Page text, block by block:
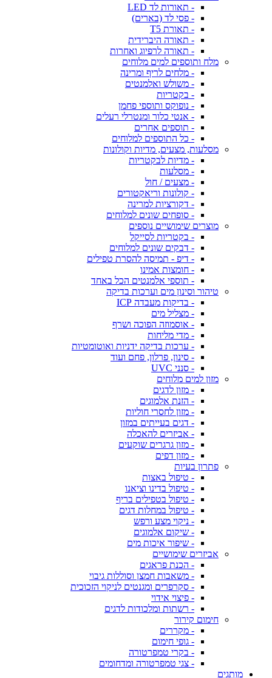
- תאורות לד LED
- פסי לד (בארים)
- תאורת T5
- תאורה היברידית
- תאורה לרפיוג ואחרות
מלח ותוספים למים מלוחים
- מלחים לריף ומרינה
- משולש ואלמנטים
- בקטריות
- נופוקס ותוספי פחמן
- אנטי כלור ומנטרלי רעלים
- תוספים אחרים
- כל התוספים למלוחים
מסלעות, מצעים, מדיות וקולונות
- מדיות לבקטריות
- מסלעות
- מצעים / חול
- קולונות וריאקטורים
- דקורציות למרינה
- סופחים שונים למלוחים
מוצרים שימושיים נוספים
- בקטריות לסייקל
- דבקים שונים למלוחים
- דיפ - תמיסה להסרת טפילים
- חומצות אמינו
- תוספי אלמנטים הכל באחד
טיהור וסינון מים וערכות בדיקה
- בדיקות מעבדה ICP
- מצליל מים
- אוסמוזה הפוכה ושרף
- מדי מליחות
- ערכות בדיקה ידניות ואוטומטיות
- סינון, פרלון, פחם ועוד
- סנני UVC
מזון למים מלוחים
- מזון לדגים
- הזנת אלמוגים
- מזון לחסרי חוליות
- דגים בעייתים במזון
- אביזרים להאכלה
- מזון גרגרים שוקעים
- מזון דפים
פתרון בעיות
- טיפול באצות
- טיפול בדינו וציאנו
- טיפול בטפילים בריף
- טיפול במחלות דגים
- ניקוי מצע ורפש
- שיקום אלמוגים
- שיפור איכות מים
אביזרים שימושיים
- הכנת פראגים
- משאבות חמצן וסוללות גיבוי
- סקרפרים ומגנטים לניקוי הזכוכית
- פיצוי אידוי
- רשתות ומלכודות לדגים
חימום קירור
- מקררים
- גופי חימום
- בקרי טמפרטורה
- צגי טמפרטורה ומדחומים
מותגים